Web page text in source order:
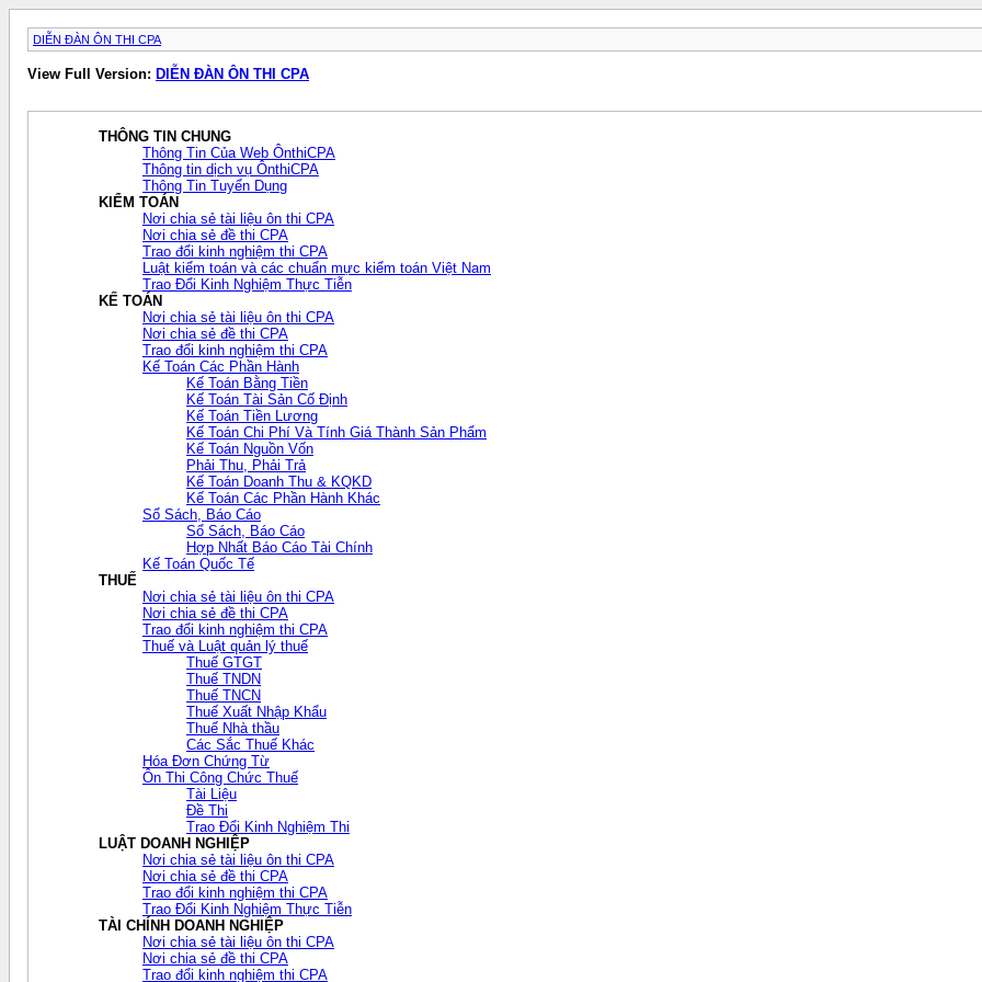
DIỄN ĐÀN ÔN THI CPA
View Full Version: DIỄN ĐÀN ÔN THI CPA
THÔNG TIN CHUNG
Thông Tin Của Web ÔnthiCPA
Thông tin dịch vụ ÔnthiCPA
Thông Tin Tuyển Dụng
KIỂM TOÁN
Nơi chia sẻ tài liệu ôn thi CPA
Nơi chia sẻ đề thi CPA
Trao đổi kinh nghiệm thi CPA
Luật kiểm toán và các chuẩn mực kiểm toán Việt Nam
Trao Đổi Kinh Nghiệm Thực Tiễn
KẾ TOÁN
Nơi chia sẻ tài liệu ôn thi CPA
Nơi chia sẻ đề thi CPA
Trao đổi kinh nghiệm thi CPA
Kế Toán Các Phần Hành
Kế Toán Bằng Tiền
Kế Toán Tài Sản Cố Định
Kế Toán Tiền Lương
Kế Toán Chi Phí Và Tính Giá Thành Sản Phẩm
Kế Toán Nguồn Vốn
Phải Thu, Phải Trả
Kế Toán Doanh Thu & KQKD
Kế Toán Các Phần Hành Khác
Sổ Sách, Báo Cáo
Sổ Sách, Báo Cáo
Hợp Nhất Báo Cáo Tài Chính
Kế Toán Quốc Tế
THUẾ
Nơi chia sẻ tài liệu ôn thi CPA
Nơi chia sẻ đề thi CPA
Trao đổi kinh nghiệm thi CPA
Thuế và Luật quản lý thuế
Thuế GTGT
Thuế TNDN
Thuế TNCN
Thuế Xuất Nhập Khẩu
Thuế Nhà thầu
Các Sắc Thuế Khác
Hóa Đơn Chứng Từ
Ôn Thi Công Chức Thuế
Tài Liệu
Đề Thi
Trao Đổi Kinh Nghiệm Thi
LUẬT DOANH NGHIỆP
Nơi chia sẻ tài liệu ôn thi CPA
Nơi chia sẻ đề thi CPA
Trao đổi kinh nghiệm thi CPA
Trao Đổi Kinh Nghiệm Thực Tiễn
TÀI CHÍNH DOANH NGHIỆP
Nơi chia sẻ tài liệu ôn thi CPA
Nơi chia sẻ đề thi CPA
Trao đổi kinh nghiệm thi CPA